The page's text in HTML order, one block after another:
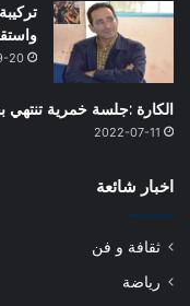
20
الكارة :جلسة خمرية تنتهي
2022-07-11
اخبار شائعة
ثقافة و فن
رياضة